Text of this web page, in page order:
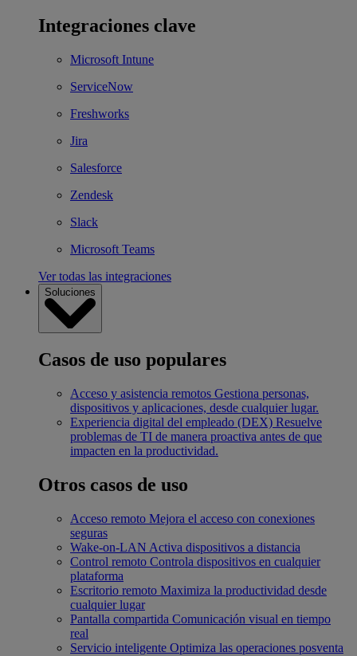
Integraciones clave
Microsoft Intune
ServiceNow
Freshworks
Jira
Salesforce
Zendesk
Slack
Microsoft Teams
Ver todas las integraciones
Soluciones
Casos de uso populares
Acceso y asistencia remotos Gestiona personas,
dispositivos y aplicaciones, desde cualquier lugar.
Experiencia digital del empleado (DEX) Resuelve
problemas de TI de manera proactiva antes de que
impacten en la productividad.
Otros casos de uso
Acceso remoto Mejora el acceso con conexiones
seguras
Wake-on-LAN Activa dispositivos a distancia
Control remoto Controla dispositivos en cualquier
plataforma
Escritorio remoto Maximiza la productividad desde
cualquier lugar
Pantalla compartida Comunicación visual en tiempo
real
Servicio inteligente Optimiza las operaciones posventa